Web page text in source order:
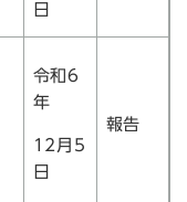
日
令和6
年
12月5
日
報告